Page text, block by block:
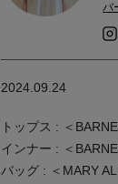
バ
2024.09.24
トップス : ＜
インナー : ＜
バッグ : ＜MARY